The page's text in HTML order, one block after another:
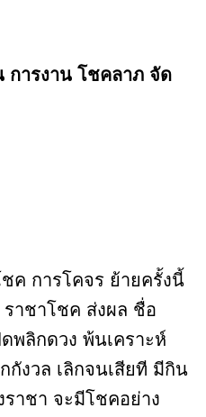
การงาน โชคลาภ จัด
ค การโคจร ย้ายครั้งนี้
าชาโชค ส่งผล ชื่อ
พลิกดวง พ้นเคราะห์
กังวล เลิกจนเสียที มีกิน
าชา จะมีโชคอย่าง